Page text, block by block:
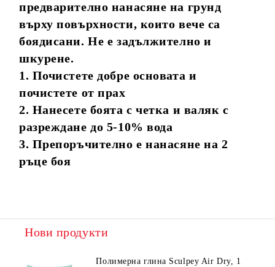
предварително нанасяне на грунд
върху повърхности, които вече са
боядисани. Не е задължително и
шкурене.
1. Почистете добре основата и
почистете от прах
2. Нанесете боята с четка и валяк с
разреждане до 5-10% вода
3. Препоръчително е нанасяне на 2
ръце боя
Нови продукти
Полимерна глина Sculpey Air Dry, 1